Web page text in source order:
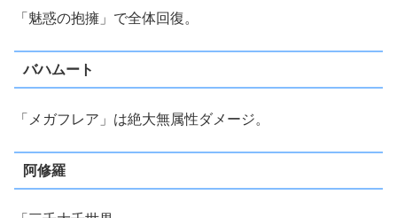
「魅惑の抱擁」で全体回復。
バハムート
「メガフレア」は絶大無属性ダメージ。
阿修羅